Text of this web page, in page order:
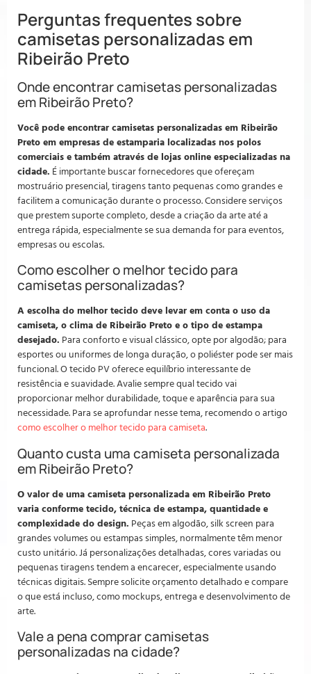
Perguntas frequentes sobre
camisetas personalizadas em
Ribeirão Preto
Onde encontrar camisetas personalizadas
em Ribeirão Preto?
Você pode encontrar camisetas personalizadas em Ribeirão
Preto em empresas de estamparia localizadas nos polos
comerciais e também através de lojas online especializadas na
cidade. É importante buscar fornecedores que ofereçam
mostruário presencial, tiragens tanto pequenas como grandes e
facilitem a comunicação durante o processo. Considere serviços
que prestem suporte completo, desde a criação da arte até a
entrega rápida, especialmente se sua demanda for para eventos,
empresas ou escolas.
Como escolher o melhor tecido para
camisetas personalizadas?
A escolha do melhor tecido deve levar em conta o uso da
camiseta, o clima de Ribeirão Preto e o tipo de estampa
desejado. Para conforto e visual clássico, opte por algodão; para
esportes ou uniformes de longa duração, o poliéster pode ser mais
funcional. O tecido PV oferece equilíbrio interessante de
resistência e suavidade. Avalie sempre qual tecido vai
proporcionar melhor durabilidade, toque e aparência para sua
necessidade. Para se aprofundar nesse tema, recomendo o artigo
como escolher o melhor tecido para camiseta.
Quanto custa uma camiseta personalizada
em Ribeirão Preto?
O valor de uma camiseta personalizada em Ribeirão Preto
varia conforme tecido, técnica de estampa, quantidade e
complexidade do design. Peças em algodão, silk screen para
grandes volumes ou estampas simples, normalmente têm menor
custo unitário. Já personalizações detalhadas, cores variadas ou
pequenas tiragens tendem a encarecer, especialmente usando
técnicas digitais. Sempre solicite orçamento detalhado e compare
o que está incluso, como mockups, entrega e desenvolvimento de
arte.
Vale a pena comprar camisetas
personalizadas na cidade?